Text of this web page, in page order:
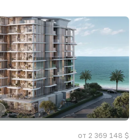
от 2 369 148 $